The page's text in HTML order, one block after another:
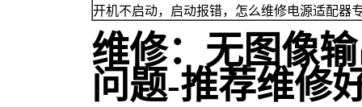
开机不启动，启动报错，怎么维修电源适配器
维修：无图像
问题-推荐维修